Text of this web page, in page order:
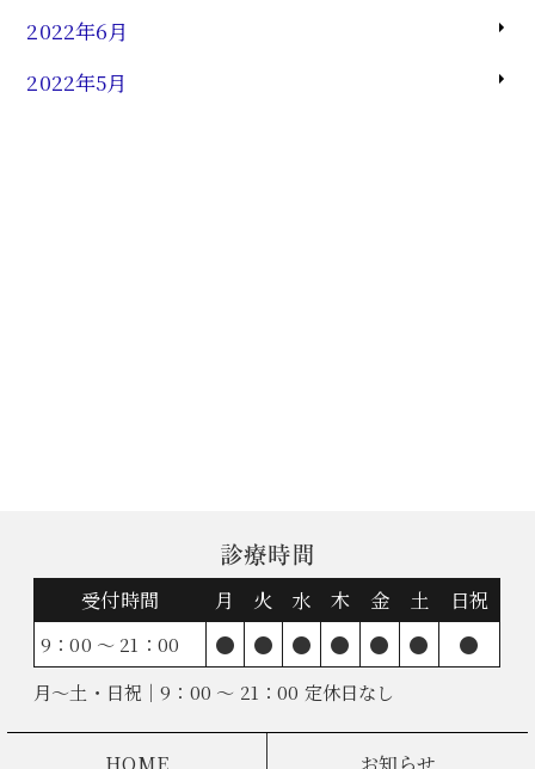
2022年6月
2022年5月
診療時間
受付時間 月 火 水 木 金 土 日祝
9：00 ～ 21：00 ● ● ● ● ● ● ●
月～土・日祝｜9：00 ～ 21：00 定休日なし